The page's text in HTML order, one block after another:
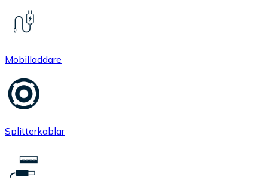
Mobilladdare
Splitterkablar